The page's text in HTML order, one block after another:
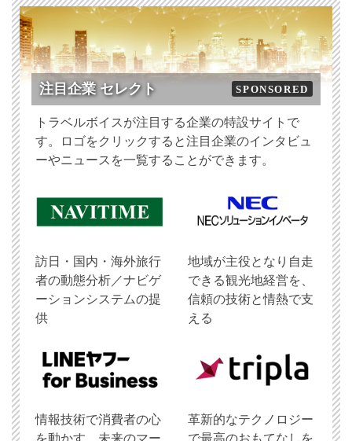
注目企業 セレクト SPONSORED
トラベルボイスが注目する企業の特設サイトで
す。ロゴをクリックすると注目企業のインタビュ
ーやニュースを一覧することができます。
訪日・国内・海外旅行
者の動態分析／ナビゲ
ーションシステムの提
供
地域が主役となり自走
できる観光地経営を、
信頼の技術と情熱で支
える
情報技術で消費者の心
革新的なテクノロジー